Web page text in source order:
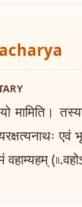
वहाम्यहम्